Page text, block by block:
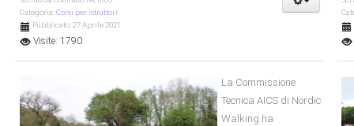
Categoria:Corsi per istruttori
Pubblicato: 27 Aprile 2021
Visite: 1790
La Commissione
Tecnica AICS di Nordic
Walking ha